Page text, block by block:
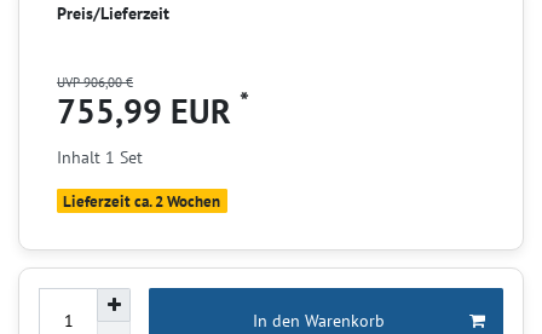
Preis/Lieferzeit
UVP 906,00 €
755,99 EUR *
Inhalt 1 Set
Lieferzeit ca. 2 Wochen
In den Warenkorb